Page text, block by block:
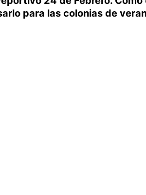
para las colonias de